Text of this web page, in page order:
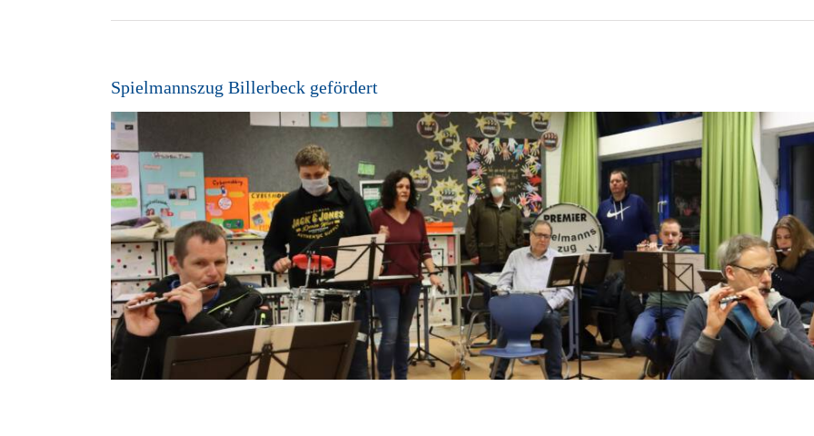
Spielmannszug Billerbeck gefördert
Zeige
grösseres
Bild